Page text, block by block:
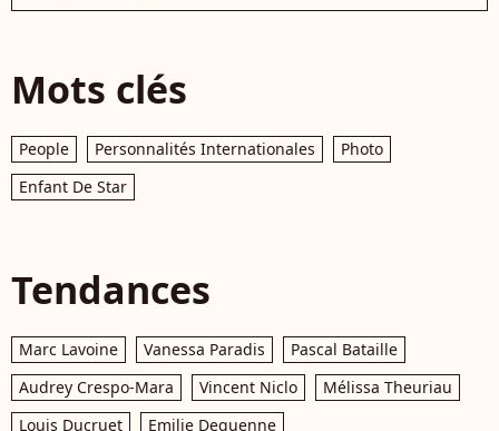
Mots clés
People Personnalités Internationales
Photo
Enfant De Star
Tendances
Marc Lavoine Vanessa Paradis
Pascal Bataille
Audrey Crespo-Mara
Vincent Niclo
Mélissa Theuriau
Louis Ducruet
Emilie Dequenne